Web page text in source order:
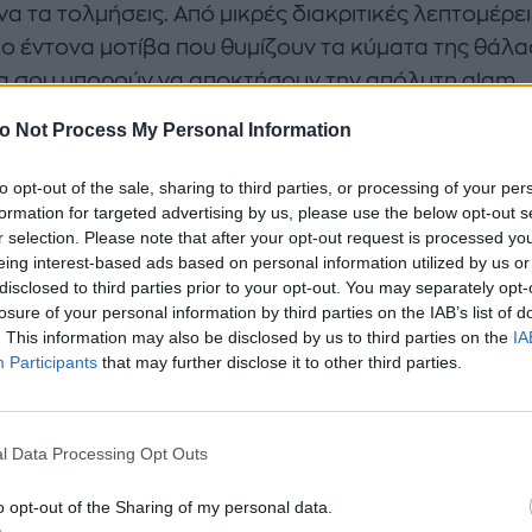
Not Process My Personal Information
opt-out of the sale, sharing to third parties, or processing of your
for targeted advertising by us, please use the below opt-out
selection. Please note that after your opt-out request is processed
interest-based ads based on personal information utilized by us
to third parties prior to your opt-out. You may separately
of your personal information by third parties on the IAB’s list of
This information may also be disclosed by us to third parties on the
Participants that may further disclose it to other third parties.
Data Processing Opt Outs
opt-out of the Sharing of my personal data.
τα τολμήσεις. Από μικρές διακριτικές
έντονα μοτίβα που θυμίζουν τα κύματα της
σου μπορούν να αποκτήσουν την απόλυτη glam
κάνουν τα νύχια σου να ξεχωρίζουν...
λείπουν ποτέ από τα καλοκαιρινά nail trends,
καλοκαίρι βλέπεις συνδυασμούς με παστέλ ή
τα οποία δίνουν μία πιο ρομαντική και girly
σου.
να δοκιμάσεις κάτι διαφορετικό, τώρα είναι
στιγμή. Άλλωστε, το καλοκαίρι είναι για να
επιδερμίδα σου